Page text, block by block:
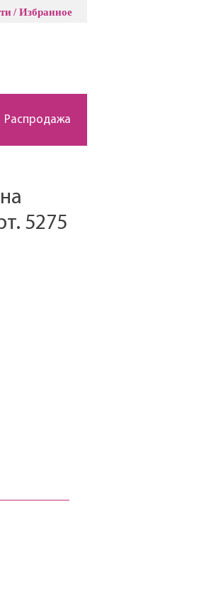
Избранное
Распродажа
5275